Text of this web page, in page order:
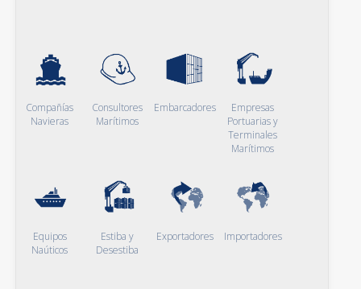
Compañías
Navieras
Consultores
Marítimos
Embarcadores
Empresas
Portuarias y
Terminales
Marítimos
Equipos
Naúticos
Estiba y
Desestiba
Exportadores Importadores